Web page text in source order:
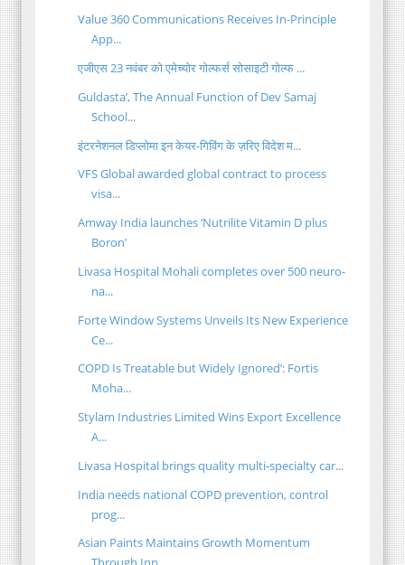
Value 360 Communications Receives In-Principle
App...
एजीएस 23 नवंबर को एमेच्योर गोल्फर्स सोसाइटी गोल्फ ...
Guldasta’, The Annual Function of Dev Samaj
School...
इंटरनेशनल डिप्लोमा इन केयर-गिविंग के ज़रिए विदेश म...
VFS Global awarded global contract to process
visa...
Amway India launches ‘Nutrilite Vitamin D plus
Boron’
Livasa Hospital Mohali completes over 500 neuro-
na...
Forte Window Systems Unveils Its New Experience
Ce...
COPD Is Treatable but Widely Ignored’: Fortis
Moha...
Stylam Industries Limited Wins Export Excellence
A...
Livasa Hospital brings quality multi-specialty car...
India needs national COPD prevention, control
prog...
Asian Paints Maintains Growth Momentum